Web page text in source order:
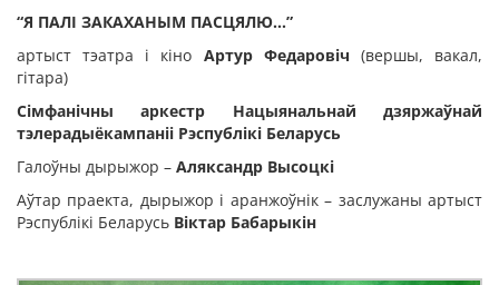
“Я ПАЛІ ЗАКАХАНЫМ ПАСЦЯЛЮ...”
артыст тэатра і кіно Артур Федаровіч (вершы, вакал,
гітара)
Сімфанічны аркестр Нацыянальнай дзяржаўнай
тэлерадыёкампаніі Рэспублікі Беларусь
Галоўны дырыжор – Аляксандр Высоцкі
Аўтар праекта, дырыжор і аранжоўнік – заслужаны артыст
Рэспублікі Беларусь Віктар Бабарыкін